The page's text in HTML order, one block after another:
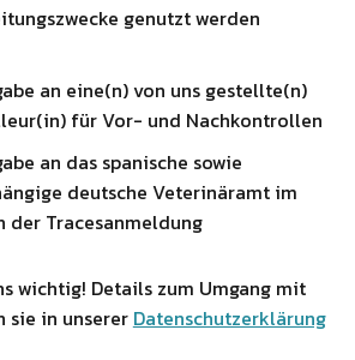
genutzt werden
an eine(n) von uns gestellte(n)
für Vor- und Nachkontrollen
an das spanische sowie
deutsche Veterinäramt im
der Tracesanmeldung
wichtig! Details zum Umgang mit
sie in unserer Datenschutzerklärung